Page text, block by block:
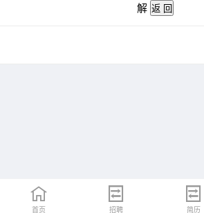
解
首页 招聘 简历